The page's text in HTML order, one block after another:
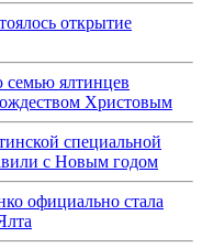
открытие
ялтинцев
Христовым
специальной
с Новым годом
официально стала